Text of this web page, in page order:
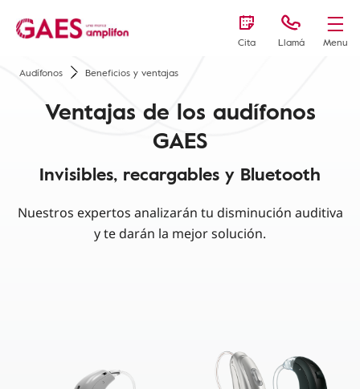
Cita Llamá Menu
Audífonos Beneficios y ventajas
Ventajas de los audífonos
GAES
Invisibles, recargables y Bluetooth
Nuestros expertos analizarán tu disminución auditiva
y te darán la mejor solución.